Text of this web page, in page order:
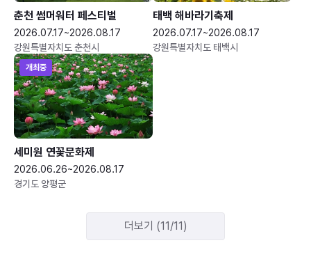
춘천 썸머워터 페스티벌
2026.07.17~2026.08.17
강원특별자치도 춘천시
태백 해바라기축제
2026.07.17~2026.08.17
강원특별자치도 태백시
개최중
세미원 연꽃문화제
2026.06.26~2026.08.17
경기도 양평군
더보기 (11/11)